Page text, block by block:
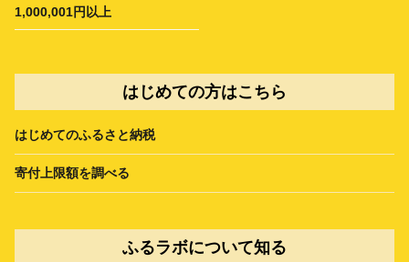
1,000,001円以上
はじめての方はこちら
はじめてのふるさと納税
寄付上限額を調べる
ふるラボについて知る